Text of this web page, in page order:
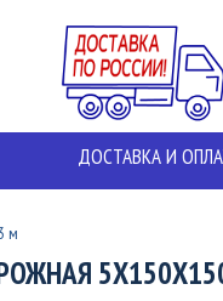
ДОСТАВКА И
м